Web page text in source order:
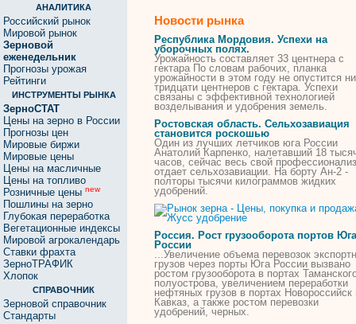
АНАЛИТИКА
Российский рынок
Мировой рынок
Зерновой
еженедельник
Прогнозы урожая
Рейтинги
ИНСТРУМЕНТЫ РЫНКА
ЗерноСТАТ
Цены на зерно в России
Прогнозы цен
Мировые биржи
Мировые цены
Цены на масличные
Цены на топливо
Розничные цены new
Пошлины на зерно
Глубокая переработка
Вегетационные индексы
Мировой агрокалендарь
Ставки фрахта
ЗерноТРАФИК
Хлопок
СПРАВОЧНИК
Зерновой справочник
Стандарты
Новости рынка
Республика Мордовия. Успехи на
уборочных полях.
Урожайность составляет 33 центнера с
гектара По словам рабочих, планка
урожайности в этом году не опустится
тридцати центнеров с гектара. Успехи
связаны с эффективной технологией
возделывания и удобрения земель.
Ростовская область. Сельхозавиация
становится роскошью
Один из лучших летчиков юга России
Анатолий Карпенко, налетавший 18
часов, сейчас весь свой
отдает сельхозавиации. На борту Ан-2 -
полторы тысячи килограммов жидких
удобрений.
Россия. Рост грузооборота портов Юга
России
...Увеличение объема перевозок
грузов через порты Юга России вызвано
ростом грузооборота в портах
полуострова, увеличением переработки
нефтяных грузов в портах Новороссийск
Кавказ, а также ростом перевозки
удобрений, черных.